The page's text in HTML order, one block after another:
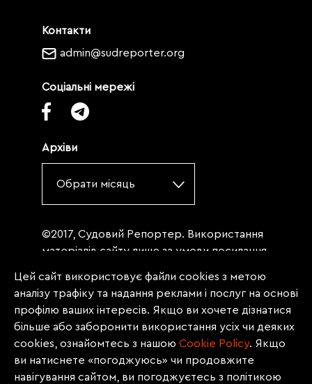
Контакти
admin@sudreporter.org
Соціальні мережі
Архіви
Обрати місяць
©2017, Судовий Репортер. Використання
матеріалів сайту лише за умови посилання
«Судовий репортер» не нижче третього
абзацу. Матеріали, щодо яких міститься
заборона на повну републікацію
(передрук, копіювання, відтворення або
інше використання), заборонено
передруковувати без згоди редакції.
Цей сайт використовує файли cookies з метою
аналізу трафіку та надання реклами і послуг на основі
профілю ваших інтересів. Якщо ви хочете дізнатися
більше або заборонити використання усіх чи деяких
cookies, ознайомтесь з нашою Сookie Policy. Якщо
ви натиснете «погоджуюсь» чи продовжите
навігування сайтом, ви погоджуєтесь з політикою